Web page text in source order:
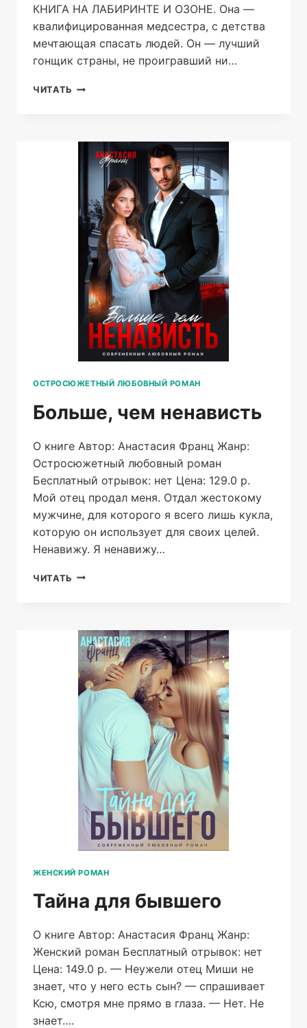
КНИГА НА ЛАБИРИНТЕ И ОЗОНЕ. Она —
квалифицированная медсестра, с детства
мечтающая спасать людей. Он — лучший
гонщик страны, не проигравший ни…
ЧИТАТЬ ПОДАРИ
ОСТРОСЮЖЕТНЫЙ ЛЮБОВНЫЙ РОМАН
Больше, чем ненависть
О книге Автор: Анастасия Франц Жанр:
Остросюжетный любовный роман
Бесплатный отрывок: нет Цена: 129.0 р.
Мой отец продал меня. Отдал жестокому
мужчине, для которого я всего лишь кукла,
которую он использует для своих целей.
Ненавижу. Я ненавижу…
ЧИТАТЬ БОЛЬШЕ,
ЖЕНСКИЙ РОМАН
Тайна для бывшего
О книге Автор: Анастасия Франц Жанр:
Женский роман Бесплатный отрывок: нет
Цена: 149.0 р. — Неужели отец Миши не
знает, что у него есть сын? — спрашивает
Ксю, смотря мне прямо в глаза. — Нет. Не
знает….